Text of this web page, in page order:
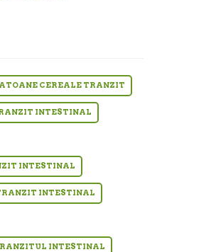
CEREALE TRANZIT
INTESTINAL
INTESTINAL
INTESTINAL
INTESTINAL